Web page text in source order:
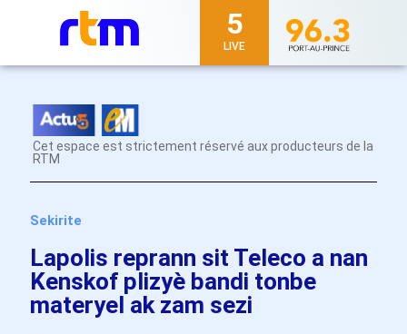
5
LIVE
Cet espace est strictement réservé aux producteurs de la
RTM
Sekirite
Lapolis reprann sit Teleco a nan
Kenskof plizyè bandi tonbe
materyel ak zam sezi